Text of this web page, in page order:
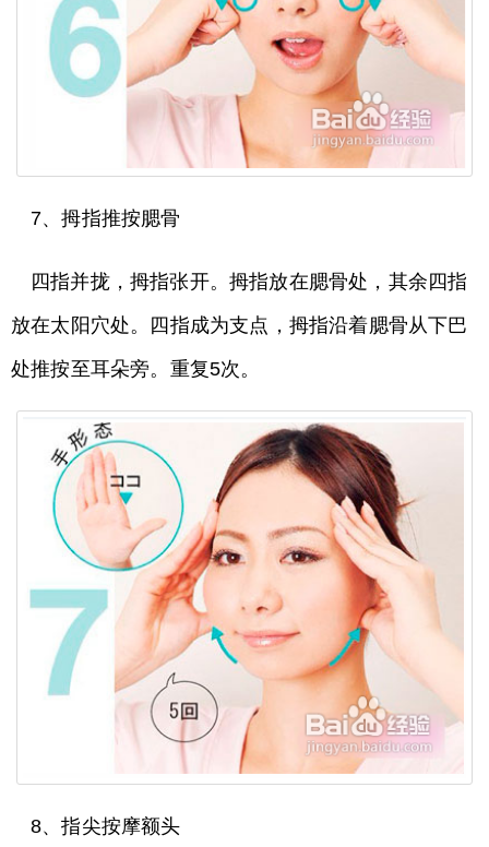
7、拇指推按腮骨
四指并拢，拇指张开。拇指放在腮骨处，其余四指
放在太阳穴处。四指成为支点，拇指沿着腮骨从下巴
处推按至耳朵旁。重复5次。
8、指尖按摩额头